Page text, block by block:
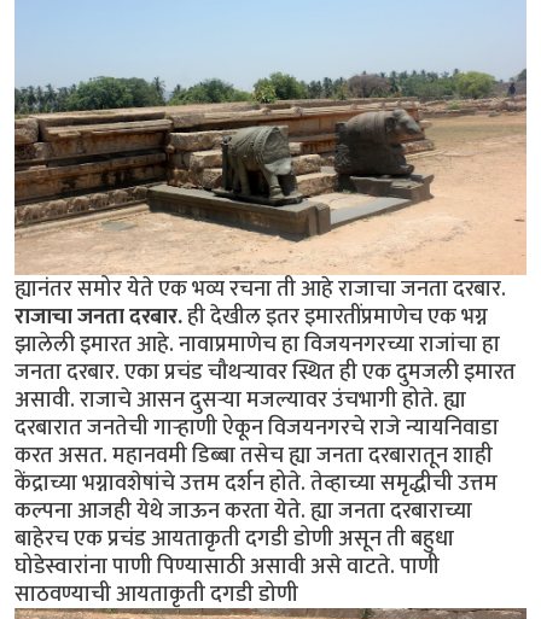
ह्यानंतर समोर येते एक भव्य रचना ती आहे राजाचा जनता दरबार.
राजाचा जनता दरबार.ही देखील इतर इमारतींप्रमाणेच एक भग्न
झालेली इमारत आहे. नावाप्रमाणेच हा विजयनगरच्या राजांचा हा
जनता दरबार. एका प्रचंड चौथर्‍यावर स्थित ही एक दुमजली इमारत
असावी. राजाचे आसन दुसर्‍या मजल्यावर उंचभागी होते. ह्या
दरबारात जनतेची गार्‍हाणी ऐकून विजयनगरचे राजे न्यायनिवाडा
करत असत. महानवमी डिब्बा तसेच ह्या जनता दरबारातून शाही
केंद्राच्या भग्नावशेषांचे उत्तम दर्शन होते. तेव्हाच्या समृद्धीची उत्तम
कल्पना आजही येथे जाऊन करता येते. ह्या जनता दरबाराच्या
बाहेरच एक प्रचंड आयताकृती दगडी डोणी असून ती बहुधा
घोडेस्वारांना पाणी पिण्यासाठी असावी असे वाटते. पाणी
साठवण्याची आयताकृती दगडी डोणी